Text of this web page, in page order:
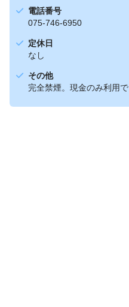
電話番号
075-746-6950
定休日
なし
その他
完全禁煙。現金のみ利用で